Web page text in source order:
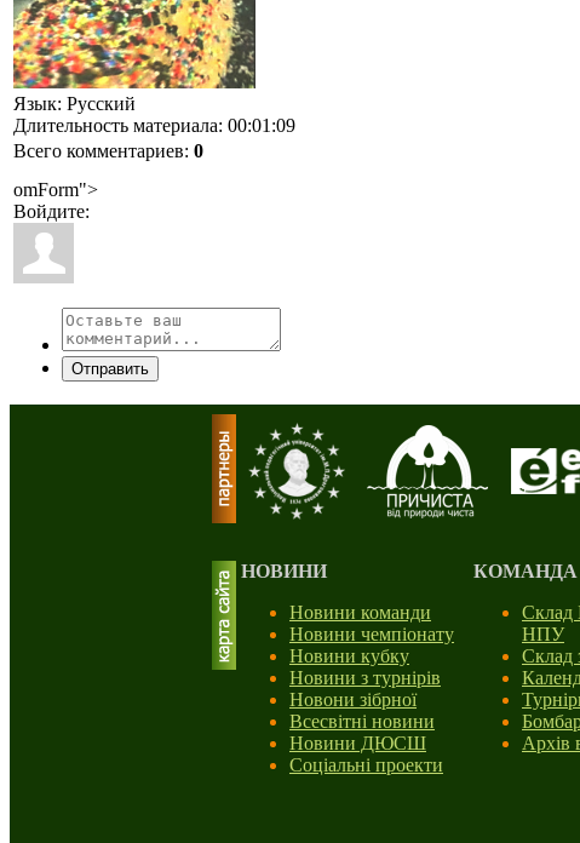
Язык: Русский
Длительность материала: 00:01:09
Всего комментариев: 0
omForm">
Войдите:
Отправить
НОВИНИ
Новини команди
Новини чемпіонату
Новини кубку
Новини з турнірів
Новони зібрної
Всесвітні новини
Новини ДЮСШ
Соціальні проекти
КОМАНДА
Склад
НПУ
Склад
Архів